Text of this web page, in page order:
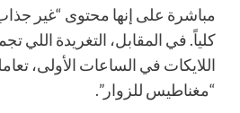
مباشرة على إنها محتوى “غير
كلياً. في المقابل، التغريدة
اللايكات في الساعات الأولى،
“مغناطيس للزوار”.